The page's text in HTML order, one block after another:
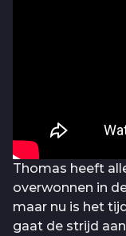
Thomas heeft
overwonnen in
maar nu is het
gaat de strijd